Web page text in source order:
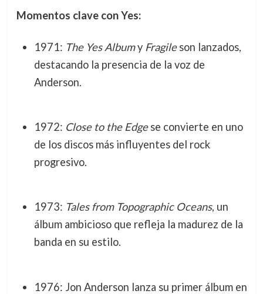
Momentos clave con Yes:
1971: The Yes Albumy Fragileson lanzados,
destacando la presencia de la voz de
Anderson.
1972: Close to the Edgese convierte en uno
de los discos más influyentes del rock
progresivo.
1973: Tales from Topographic Oceans, un
álbum ambicioso que refleja la madurez de la
banda en su estilo.
1976: Jon Anderson lanza su primer álbum en